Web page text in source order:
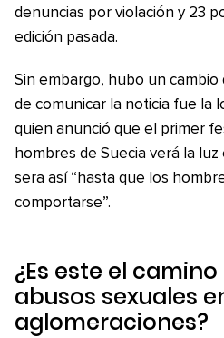
denuncias por violación y 23
edición pasada.
Sin embargo, hubo un cambio
de comunicar la noticia fue la
quien anunció que el primer
hombres de Suecia verá la
sera así “hasta que los
comportarse”.
¿Es este el
abusos sexuales
aglomeraciones?